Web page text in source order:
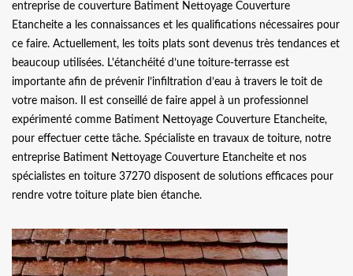
entreprise de couverture Batiment Nettoyage Couverture
Etancheite a les connaissances et les qualifications nécessaires pour
ce faire. Actuellement, les toits plats sont devenus très tendances et
beaucoup utilisées. L'étanchéité d’une toiture-terrasse est
importante afin de prévenir l’infiltration d’eau à travers le toit de
votre maison. Il est conseillé de faire appel à un professionnel
expérimenté comme Batiment Nettoyage Couverture Etancheite,
pour effectuer cette tâche. Spécialiste en travaux de toiture, notre
entreprise Batiment Nettoyage Couverture Etancheite et nos
spécialistes en toiture 37270 disposent de solutions efficaces pour
rendre votre toiture plate bien étanche.